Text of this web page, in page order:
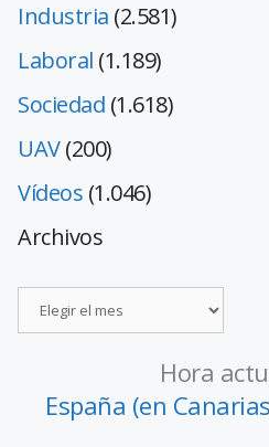
Industria (2.581)
Laboral (1.189)
Sociedad (1.618)
UAV(200)
Vídeos (1.046)
Archivos
Hora
España (en